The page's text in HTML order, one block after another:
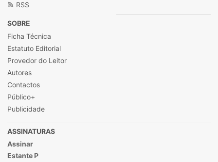
RSS
SOBRE
Ficha Técnica
Estatuto Editorial
Provedor do Leitor
Autores
Contactos
Público+
Publicidade
ASSINATURAS
Assinar
Estante P